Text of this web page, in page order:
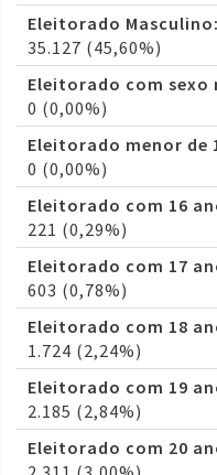
Eleitorado Masculino:
35.127 (45,60%)
Eleitorado com sexo
0 (0,00%)
Eleitorado menor de
0 (0,00%)
Eleitorado com 16
221 (0,29%)
Eleitorado com 17
603 (0,78%)
Eleitorado com 18
1.724 (2,24%)
Eleitorado com 19
2.185 (2,84%)
Eleitorado com 20